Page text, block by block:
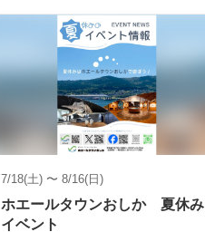
7/18(土) 〜 8/16(日)
ホエールタウンおしか 夏休み
イベント